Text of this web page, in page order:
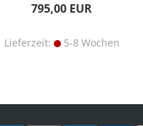
795,00 EUR
Lieferzeit: 5-8 Wochen